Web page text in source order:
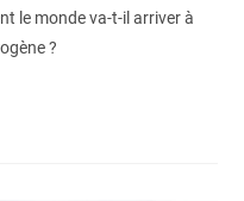
le monde va-t-il arriver à
?